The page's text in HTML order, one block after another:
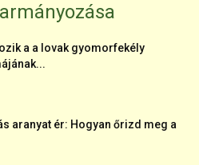
a a lovak gyomorfekély
aranyat ér: Hogyan őrizd meg a